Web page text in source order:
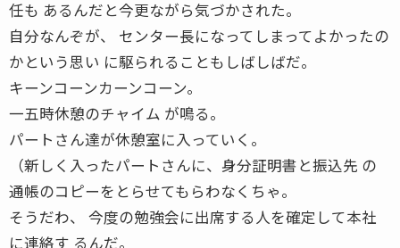
任も あるんだと今更ながら気づかされた。
自分なんぞが、 センター長になってしまってよかったの
かという思い に駆られることもしばしばだ。
キーンコーンカーンコーン。
一五時休憩のチャイム が鳴る。
パートさん達が休憩室に入っていく。
（新しく入ったパートさんに、身分証明書と振込先 の
通帳のコピーをとらせてもらわなくちゃ。
そうだわ、 今度の勉強会に出席する人を確定して本社
に連絡す るんだ。